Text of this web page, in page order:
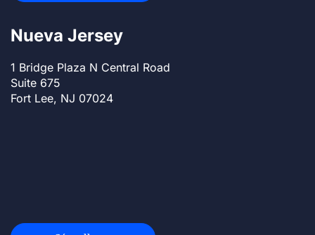
Nueva Jersey
1 Bridge Plaza N Central Road
Suite 675
Fort Lee, NJ 07024